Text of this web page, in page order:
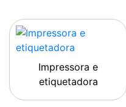
Impressora e
etiquetadora